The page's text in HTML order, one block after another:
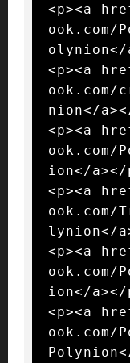
<p><a
ook.com/
olynion</
<p><a
ook.com/
nion</
<p><a
ook.com/
ion</a></
<p><a
ook.com/
lynion</
<p><a
ook.com/
ion</a></
<p><a
ook.com/